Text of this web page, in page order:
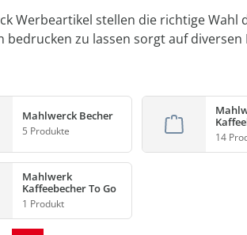
Werbeartikel stellen die richtige
bedrucken zu lassen sorgt auf
Mahlwerck Becher
5 Produkte 14
Mahlwerk
Kaffeebecher To Go
1 Produkt